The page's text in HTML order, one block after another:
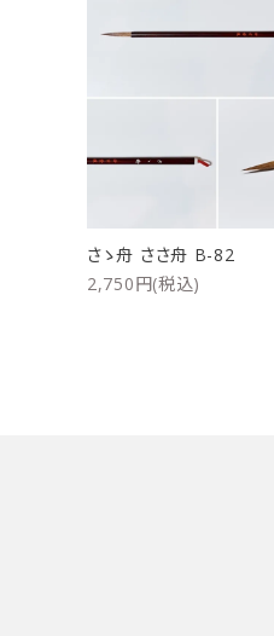
用途で選ぶ
ご利用ガイド
特定商取引法について
さゝ舟 ささ舟 B-82
2,750円(税込)